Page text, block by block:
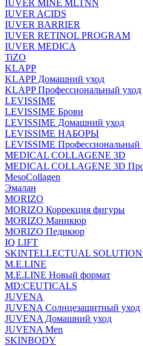
IUVER MINE MLTNN
IUVER ACIDS
IUVER BARRIER
IUVER RETINOL PROGRAM
IUVER MEDICA
TiZO
KLAPP
KLAPP Домашний уход
KLAPP Профессиональный уход
LEVISSIME
LEVISSIME Брови
LEVISSIME Домашний уход
LEVISSIME НАБОРЫ
LEVISSIME Профессиональный
MEDICAL COLLAGENE 3D
MEDICAL COLLAGENE 3D
MesoCollagen
Эмалан
MORIZO
MORIZO Коррекция фигуры
MORIZO Маникюр
MORIZO Педикюр
IQ LIFT
SKINTELLECTUAL
M.E.LINE
M.E.LINE Новый формат
MD:CEUTICALS
JUVENA
JUVENA Солнцезащитный уход
JUVENA Домашний уход
JUVENA Men
SKINBODY